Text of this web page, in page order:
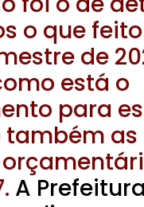
o que
de
está o
para
também as
A